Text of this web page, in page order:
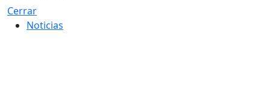
Cerrar
Noticias